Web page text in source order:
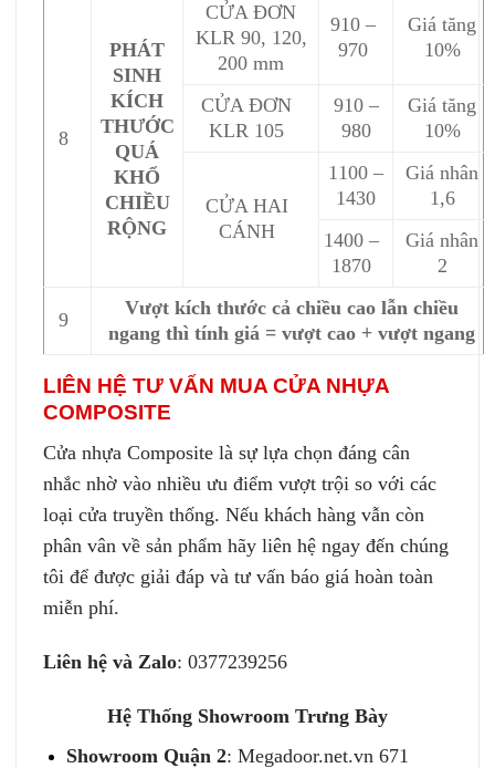
8
PHÁT
SINH
KÍCH
THƯỚC
QUÁ
KHỔ
CHIỀU
RỘNG
CỬA ĐƠN
KLR 90, 120,
200 mm
910 –
970
Giá tăng
10%
CỬA ĐƠN
KLR 105
910 –
980
Giá tăng
10%
CỬA HAI
CÁNH
1100 –
1430
Giá nhân
1,6
1400 –
1870
Giá nhân
2
9
Vượt kích thước cả chiều cao lẫn chiều
ngang thì tính giá = vượt cao + vượt ngang
LIÊN HỆ TƯ VẤN MUA CỬA NHỰA
COMPOSITE
Cửa nhựa Composite là sự lựa chọn đáng cân
nhắc nhờ vào nhiều ưu điểm vượt trội so với các
loại cửa truyền thống. Nếu khách hàng vẫn còn
phân vân về sản phẩm hãy liên hệ ngay đến chúng
tôi để được giải đáp và tư vấn báo giá hoàn toàn
miễn phí.
Liên hệ và Zalo: 0377239256
Hệ Thống Showroom Trưng Bày
Showroom Quận 2: Megadoor.net.vn 671